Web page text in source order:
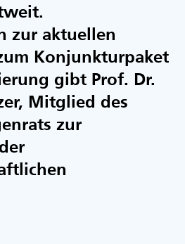
zur aktuellen
Konjunkturpaket
gibt Prof. Dr.
Mitglied des
zur